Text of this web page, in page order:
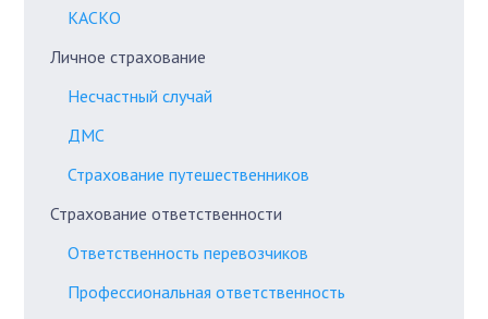
КАСКО
Личное страхование
Несчастный случай
ДМС
Страхование путешественников
Страхование ответственности
Ответственность перевозчиков
Профессиональная ответственность